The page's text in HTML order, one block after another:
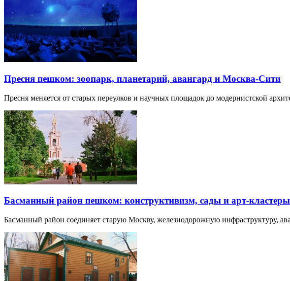
Пресня пешком: зоопарк, планетарий, авангард и Москва-Сити
Пресня меняется от старых переулков и научных площадок до модернистской
Басманный район пешком: конструктивизм, сады и арт-кластеры
Басманный район соединяет старую Москву, железнодорожную инфраструктуру,